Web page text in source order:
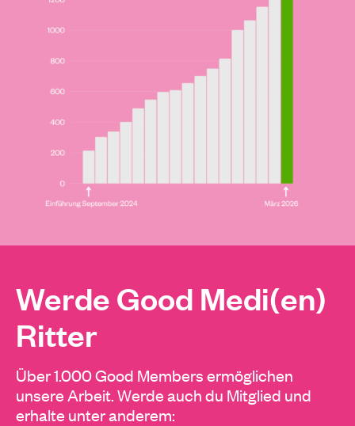
Werde Good Medi(en)
Ritter
Über 1.000 Good Members ermöglichen
unsere Arbeit. Werde auch du Mitglied und
erhalte unter anderem: